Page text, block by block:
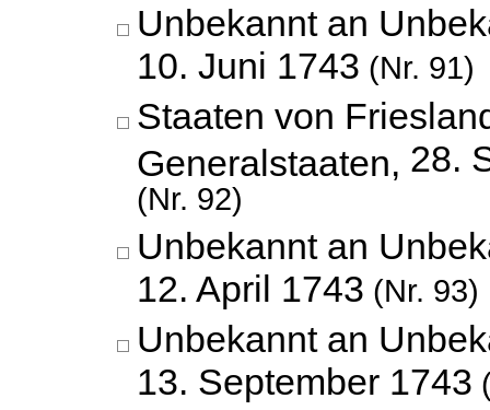
Unbekannt an
10. Juni 1743 (Nr. 91)
Staaten von
Generalstaaten, 28.
(Nr. 92)
Unbekannt an
12. April 1743 (Nr. 93)
Unbekannt an
13. September 1743